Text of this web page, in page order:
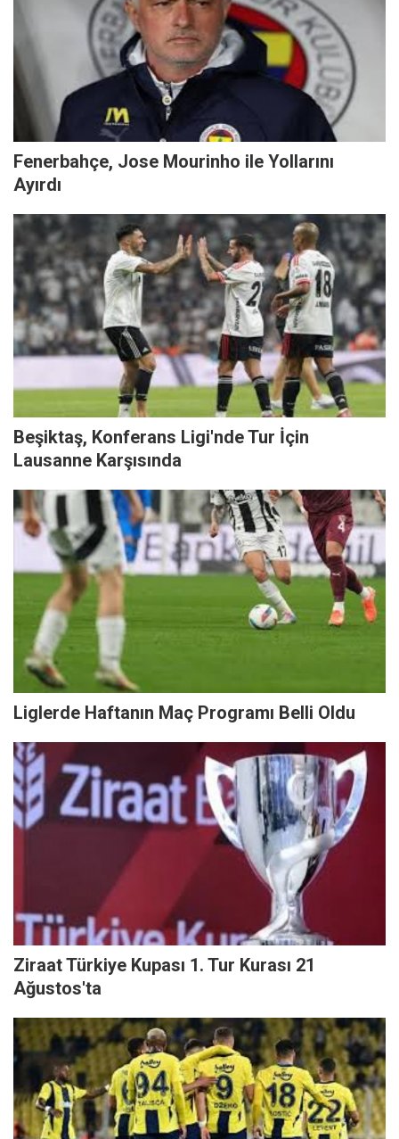
Fenerbahçe, Jose Mourinho ile Yollarını
Ayırdı
Beşiktaş, Konferans Ligi'nde Tur İçin
Lausanne Karşısında
Liglerde Haftanın Maç Programı Belli Oldu
Ziraat Türkiye Kupası 1. Tur Kurası 21
Ağustos'ta